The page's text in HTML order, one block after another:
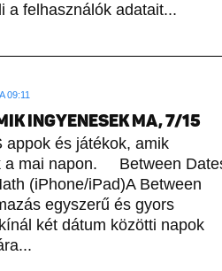
a felhasználók adatait...
09:11
INGYENESEK MA, 7/15
appok és játékok, amik
a mai napon. Between
(iPhone/iPad)A Between
egyszerű és gyors
két dátum közötti napok